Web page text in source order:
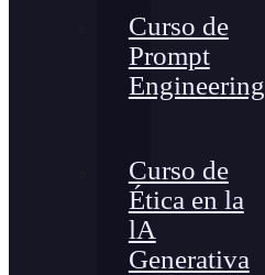
Curso de
Prompt
Engineering
Curso de
Ética en la
lA
Generativa